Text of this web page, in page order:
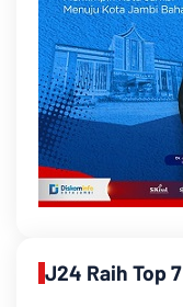
J24 Raih Top 7